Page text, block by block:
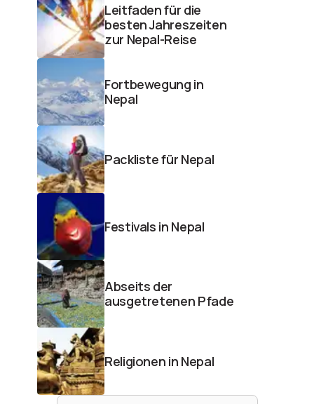
Leitfaden für die
besten Jahreszeiten
zur Nepal-Reise
Fortbewegung in
Nepal
Packliste für Nepal
Festivals in Nepal
Abseits der
ausgetretenen Pfade
Religionen in Nepal